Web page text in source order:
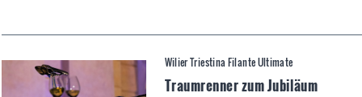
Wilier Triestina Filante Ultimate
Traumrenner zum Jubiläum